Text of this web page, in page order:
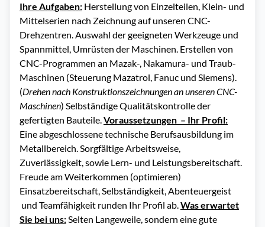
Ihre Aufgaben: Herstellung von Einzelteilen, Klein- und
Mittelserien nach Zeichnung auf unseren CNC-
Drehzentren. Auswahl der geeigneten Werkzeuge und
Spannmittel, Umrüsten der Maschinen. Erstellen von
CNC-Programmen an Mazak-, Nakamura- und Traub-
Maschinen (Steuerung Mazatrol, Fanuc und Siemens).
(Drehen nach Konstruktionszeichnungen an unseren CNC-
Maschinen) Selbständige Qualitätskontrolle der
gefertigten Bauteile.Voraussetzungen – Ihr Profil:
Eine abgeschlossene technische Berufsausbildung im
Metallbereich. Sorgfältige Arbeitsweise,
Zuverlässigkeit, sowie Lern- und Leistungsbereitschaft.
Freude am Weiterkommen (optimieren)
Einsatzbereitschaft, Selbständigkeit, Abenteuergeist
und Teamfähigkeit runden Ihr Profil ab.Was erwartet
Sie bei uns:Selten Langeweile, sondern eine gute